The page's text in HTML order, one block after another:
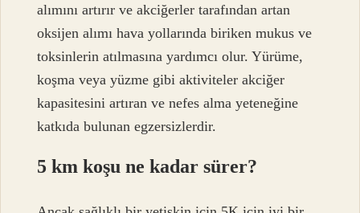
alımını artırır ve akciğerler tarafından artan
oksijen alımı hava yollarında biriken mukus ve
toksinlerin atılmasına yardımcı olur. Yürüme,
koşma veya yüzme gibi aktiviteler akciğer
kapasitesini artıran ve nefes alma yeteneğine
katkıda bulunan egzersizlerdir.
5 km koşu ne kadar sürer?